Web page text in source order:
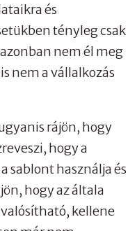
és
tényleg csak
nem él meg
nem a vállalkozás
rájön, hogy
hogy a
sablont használja és
hogy az általa
kellene